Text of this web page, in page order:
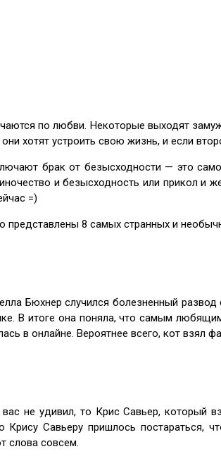
по любви. Некоторые выходят
хотят устроить свою жизнь, и если
брак от безысходности — это
и безысходность или прикол и
=)
представлены 8 самых странных и
Бюхнер случился болезненный
В итоге она поняла, что самым
в онлайне. Вероятнее всего, кот
не удивил, то Крис Савьер, который
Крису Савьеру пришлось
слова совсем.